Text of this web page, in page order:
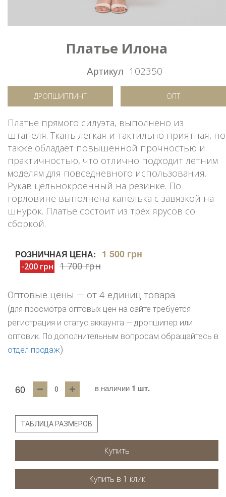
Платье Илона
Артикул 102350
ДРОПШИППИНГ ОПТ
Платье прямого силуэта, выполнено из
штапеля. Ткань легкая и тактильно приятная, но
также обладает повышенной прочностью и
практичностью, что отлично подходит летним
моделям для повседневного использования.
Рукав цельнокроенный на резинке. По
горловине выполнена капелька с завязкой на
шнурок. Платье состоит из трёх ярусов со
сборкой.
РОЗНИЧНАЯ ЦЕНА: 1 500 грн
-200 грн 1 700 грн
Оптовые цены — от 4 единиц товара
(для просмотра оптовых цен на сайте требуется
регистрация и статус аккаунта — дропшипер или
оптовик. По дополнительным вопросам обращайтесь в
отдел продаж)
60 в наличии 1 шт.
ТАБЛИЦА РАЗМЕРОВ
Купить